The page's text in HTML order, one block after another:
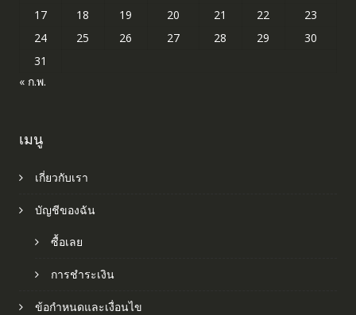
17
18 19 20 21 22
23
24
25 26 27 28 29
30
31
« ก.พ.
เมนู
เกี่ยวกับเรา
บัญชีของฉัน
ซื้อเลย
การชำระเงิน
ข้อกำหนดและเงื่อนไข